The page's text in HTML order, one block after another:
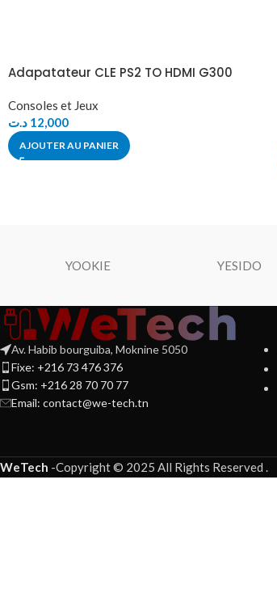
Adapatateur CLE PS2 TO HDMI G300
Consoles et Jeux
12,000 د.ت
AJOUTER AU PANIER
YOOKIE YESIDO
Av. Habib bourguiba, Moknine 5050
Fixe: +216 73 476 376
Gsm: +216 28 70 70 77
Email: contact@we-tech.tn
WeTech -Copyright © 2025 All Rights Reserved .